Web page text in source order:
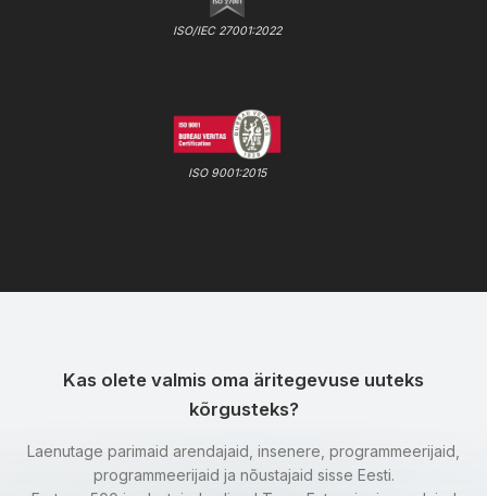
ISO/IEC 27001:2022
ISO 9001:2015
Kas olete valmis oma äritegevuse uuteks
kõrgusteks?
Laenutage parimaid arendajaid, insenere, programmeerijaid,
programmeerijaid ja nõustajaid sisse Eesti.